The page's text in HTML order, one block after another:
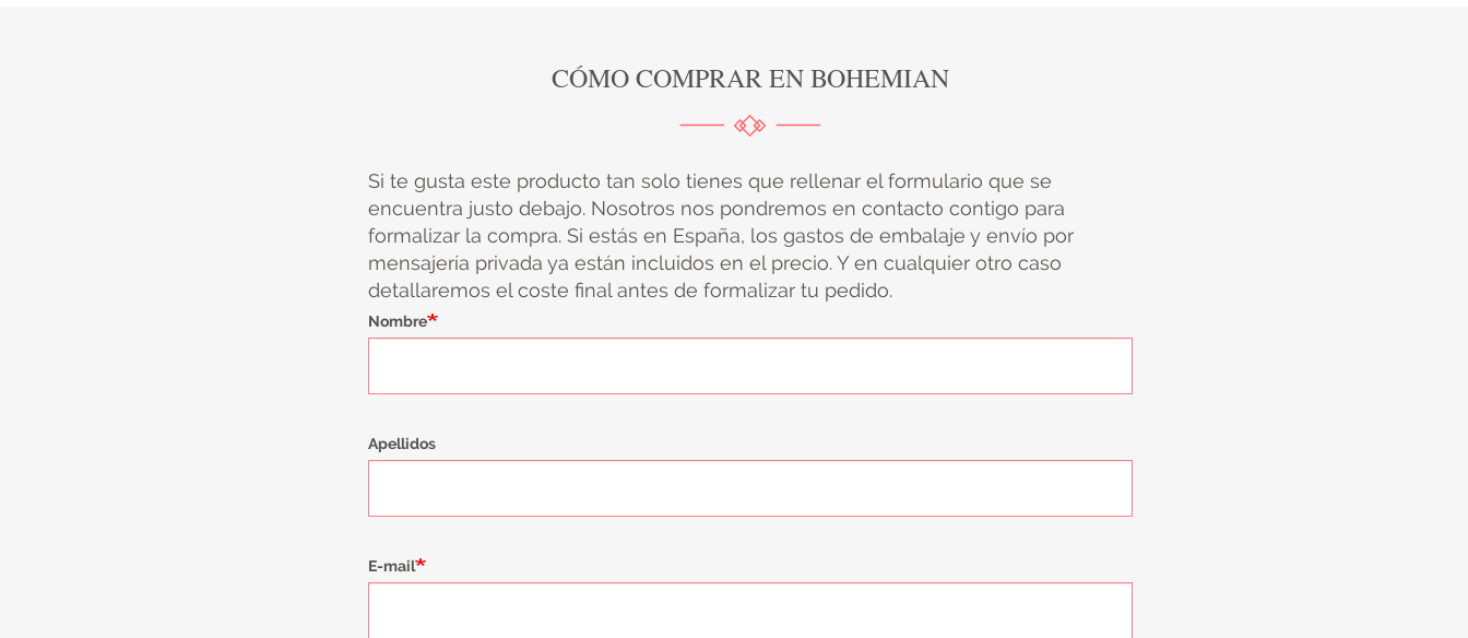
CÓMO COMPRAR EN BOHEMIAN
Si te gusta este producto tan solo tienes que rellenar el formulario que se
encuentra justo debajo. Nosotros nos pondremos en contacto contigo para
formalizar la compra. Si estás en España, los gastos de embalaje y envío por
mensajería privada ya están incluidos en el precio. Y en cualquier otro caso
detallaremos el coste final antes de formalizar tu pedido.
Nombre
Apellidos
E-mail